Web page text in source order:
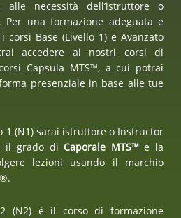
necessità dell’istruttore o
Per una formazione adeguata e
Base (Livello 1) e Avanzato
accedere ai nostri corsi di
Capsula MTS™, a cui potrai
presenziale in base alle tue
1 (N1) sarai istruttore o Instructor
il grado diCaporale MTS™e la
lezioni usando il marchio
(N2) è il corso di formazione